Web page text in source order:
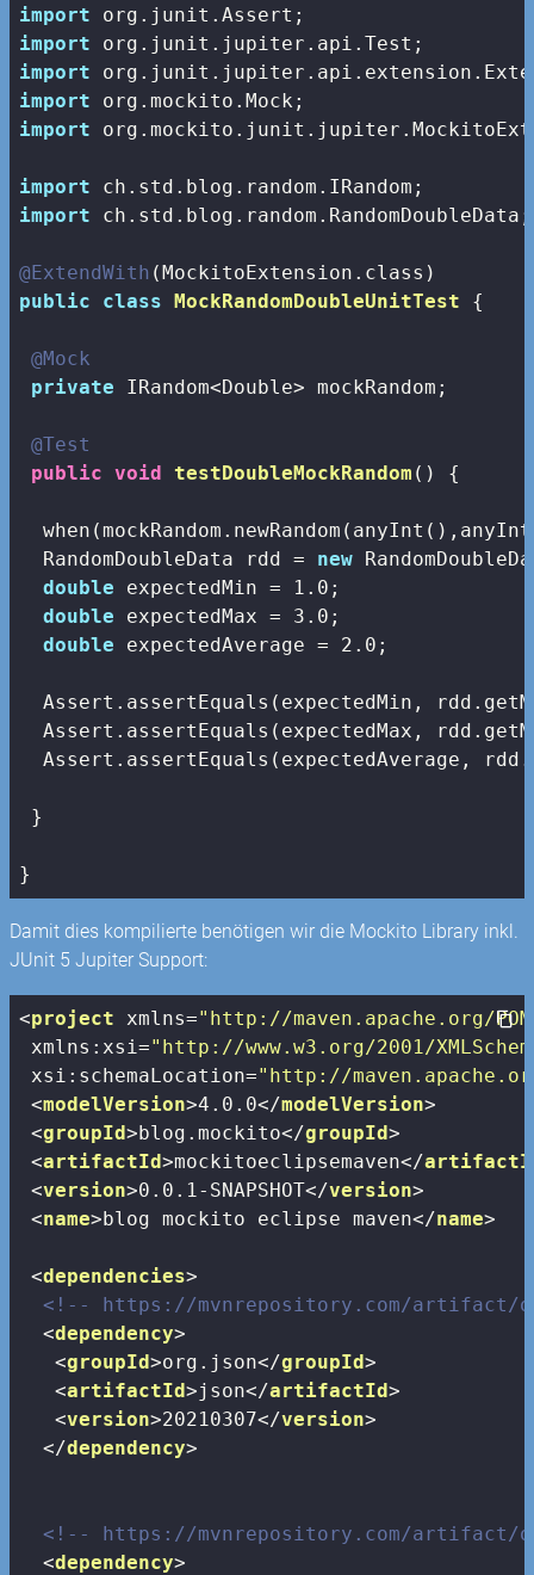
import
import
import
import
import
import
import ch.std.blog.random.RandomDoubleData;
@ExtendWith
public
class MockRandomDoubleUnitTest {
@Mock
private IRandom<Double> mockRandom;
@Test
public void testDoubleMockRandom () {
  RandomDoubleData rdd =
new
double expectedMin = 1.0 ;
double expectedMax = 3.0 ;
double expectedAverage = 2.0 ;
Assert.assertEquals(expectedMin,
Assert.assertEquals(expectedMax,
Assert.assertEquals(expectedAverage,
}
}
Damit dies kompilierte benötigen wir die Mockito Library inkl.
JUnit 5 Jupiter Support:
<project xmlns="http://maven.apache.org/
xmlns:xsi="http://www.w3.org/2001/
xsi:schemaLocation="http://
<modelVersion>4.0.0</modelVersion>
<groupId>blog.mockito</groupId>
<artifactId>mockitoeclipsemaven</
<version>0.0.1-SNAPSHOT</version>
<name>blog mockito eclipse maven</name>
<dependencies>
<!-- https://mvnrepository.com/artifact/
<dependency>
<groupId>org.json</groupId>
<artifactId>json</artifactId>
<version>20210307</version>
</dependency>
<!-- https://mvnrepository.com/artifact/
<dependency>